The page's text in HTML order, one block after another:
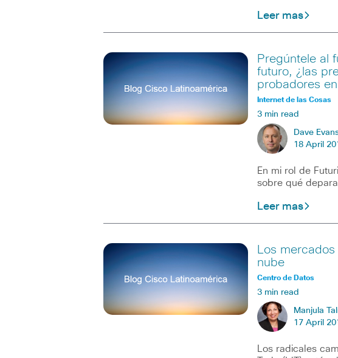
Leer mas
Pregúntele al
futuro, ¿las
probadores
Internet de las Cosas
3 min read
Dave
18 April
En mi rol de
sobre qué
Leer mas
Los
nube
Centro de Datos
3 min read
Manjula
17 April
Los radicales